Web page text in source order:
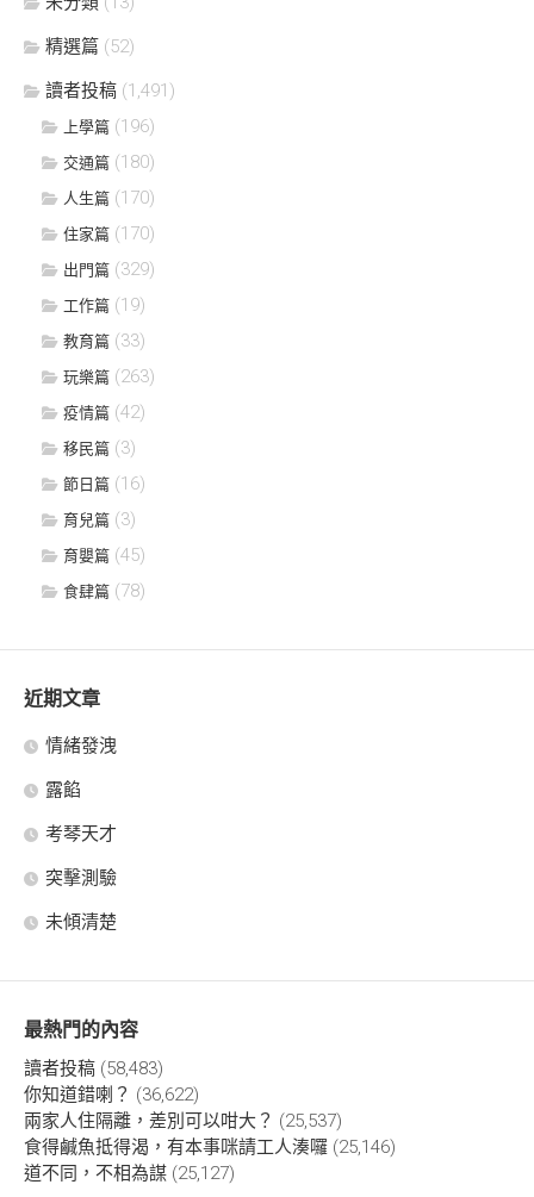
精選篇 (52)
讀者投稿 (1,491)
上學篇 (196)
交通篇 (180)
人生篇 (170)
住家篇 (170)
出門篇 (329)
工作篇 (19)
教育篇 (33)
玩樂篇 (263)
疫情篇 (42)
移民篇 (3)
節日篇 (16)
育兒篇 (3)
育嬰篇 (45)
食肆篇 (78)
近期文章
情緒發洩
露餡
考琴天才
突擊測驗
未傾清楚
最熱門的內容
讀者投稿 (58,483)
你知道錯喇？ (36,622)
兩家人住隔離，差別可以咁大？ (25,537)
食得鹹魚抵得渴，有本事咪請工人湊囉 (25,146)
道不同，不相為謀 (25,127)